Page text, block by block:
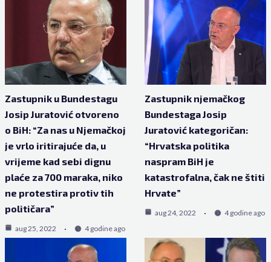
Zastupnik u Bundestagu
Josip Juratović otvoreno
o BiH: “Za nas u Njemačkoj
je vrlo iritirajuće da, u
vrijeme kad sebi dignu
plaće za 700 maraka, niko
ne protestira protiv tih
političara”
aug 25, 2022 4 godine ago
Zastupnik njemačkog
Bundestaga Josip
Juratović kategoričan:
“Hrvatska politika
naspram BiH je
katastrofalna, čak ne štiti
Hrvate”
aug 24, 2022 4 godine ago